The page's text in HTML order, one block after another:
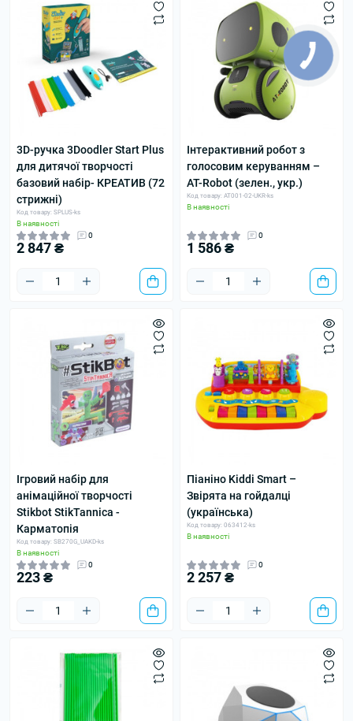
3D-ручка 3Doodler Start Plus
для дитячої творчості
базовий набір- КРЕАТИВ (72
стрижні)
Код товару: SPLUS-ks
В наявності
0
2 847 ₴
Інтерактивний робот з
голосовим керуванням –
AT-Rоbot (зелен., укр.)
Код товару: AT001-02-UKR-ks
В наявності
0
1 586 ₴
Ігровий набір для
анімаційної творчості
Stikbot StikTannica -
Карматопія
Код товару: SB270G_UAKD-ks
В наявності
0
223 ₴
Піаніно Kiddi Smart –
Звірята на гойдалці
(українська)
Код товару: 063412-ks
В наявності
0
2 257 ₴